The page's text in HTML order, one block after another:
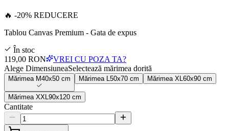
🔥 -20% REDUCERE
Tablou Canvas Premium - Gata de expus
În stoc
119,00 RON
VREI CU POZA TA?
Alege DimensiuneaSelectează mărimea dorită
Mărimea M40x50 cm Mărimea 50x70 cm Mărimea XL 60x90 cm
Mărimea XXL 90x120 cm
Cantitate